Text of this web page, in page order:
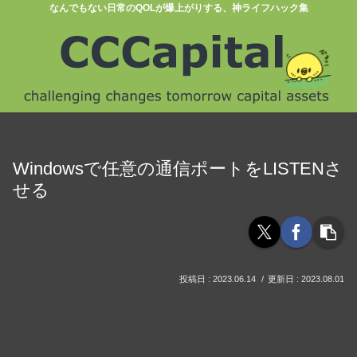
なんでもない日常のQOLが爆上がりする、神ライフハック集
Windowsで任意の通信ポートをLISTENさ
せる
2023.06.14 2023.08.01